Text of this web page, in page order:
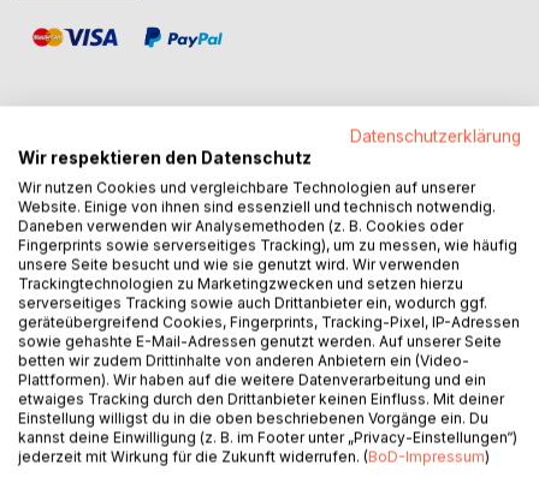
BESCHREIBUNG
Die fünfte Jahreszeit hat im Killer Tal Einzug gehalten.
Nichts für Psychologen und Profiler Alex. Doch dann wird
ein junges Mädchen bestialisch in einem Hexenkessel
ermordet. Die Ermittlungen beginnen und setzen Alex in
seine Abiturs Zeit zurück und zu einem düsteren
Geheimnis.
Das Killer Tal - es gibt es wirklich.
Datenschutzerklärung
Wir respektieren den Datenschutz
Wir nutzen Cookies und vergleichbare Technologien auf unserer
Website. Einige von ihnen sind essenziell und technisch notwendig.
Daneben verwenden wir Analysemethoden (z. B. Cookies oder
Fingerprints sowie serverseitiges Tracking), um zu messen, wie häufig
unsere Seite besucht und wie sie genutzt wird. Wir verwenden
Trackingtechnologien zu Marketingzwecken und setzen hierzu
serverseitiges Tracking sowie auch Drittanbieter ein, wodurch ggf.
geräteübergreifend Cookies, Fingerprints, Tracking-Pixel, IP-Adressen
sowie gehashte E-Mail-Adressen genutzt werden. Auf unserer Seite
betten wir zudem Drittinhalte von anderen Anbietern ein (Video-
Plattformen). Wir haben auf die weitere Datenverarbeitung und ein
etwaiges Tracking durch den Drittanbieter keinen Einfluss. Mit deiner
Einstellung willigst du in die oben beschriebenen Vorgänge ein. Du
kannst deine Einwilligung (z. B. im Footer unter „Privacy-Einstellungen“)
jederzeit mit Wirkung für die Zukunft widerrufen. (BoD-Impressum)